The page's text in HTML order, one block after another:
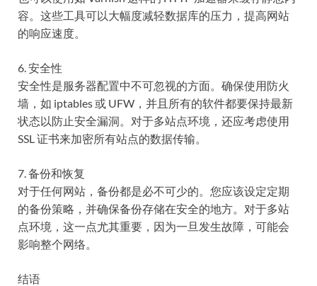
容。这些工具可以大幅度减轻数据库的压力，提高网站
的响应速度。
6. 安全性
安全性是服务器配置中不可忽视的方面。确保使用防火
墙，如 iptables 或 UFW，并且所有的软件都要保持最新
状态以防止安全漏洞。对于多站点环境，还应考虑使用
SSL 证书来加密所有站点的数据传输。
7. 备份和恢复
对于任何网站，备份都是必不可少的。您应该设定定期
的备份策略，并确保备份存储在安全的地方。对于多站
点环境，这一点尤其重要，因为一旦发生故障，可能会
影响整个网络。
结语